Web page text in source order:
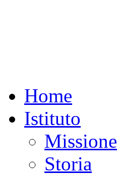
Home
Istituto
Missione
Storia